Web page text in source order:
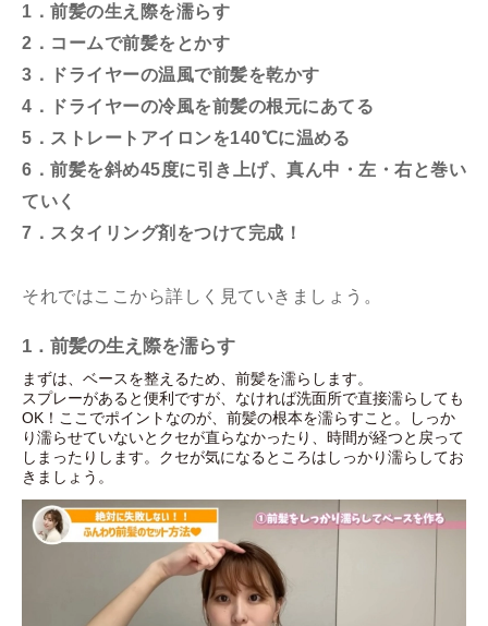
1．前髪の生え際を濡らす
2．コームで前髪をとかす
3．ドライヤーの温風で前髪を乾かす
4．ドライヤーの冷風を前髪の根元にあてる
5．ストレートアイロンを140℃に温める
6．前髪を斜め45度に引き上げ、真ん中・左・右と巻い
ていく
7．スタイリング剤をつけて完成！
それではここから詳しく見ていきましょう。
1．前髪の生え際を濡らす
まずは、ベースを整えるため、前髪を濡らします。
スプレーがあると便利ですが、なければ洗面所で直接濡らしても
OK！ここでポイントなのが、前髪の根本を濡らすこと。しっか
り濡らせていないとクセが直らなかったり、時間が経つと戻って
しまったりします。クセが気になるところはしっかり濡らしてお
きましょう。